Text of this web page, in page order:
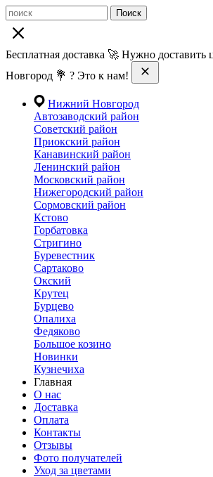
Поиск
Бесплатная доставка 🚀 Нужно
Новгород 💐 ? Это к нам!
Нижний Новгород
Автозаводский район
Советский район
Приокский район
Канавинский район
Ленинский район
Московский район
Нижегородский район
Сормовский район
Кстово
Горбатовка
Стригино
Буревестник
Сартаково
Окский
Крутец
Бурцево
Опалиха
Федяково
Большое козино
Новинки
Кузнечиха
Главная
О нас
Доставка
Оплата
Контакты
Отзывы
Фото получателей
Уход за цветами